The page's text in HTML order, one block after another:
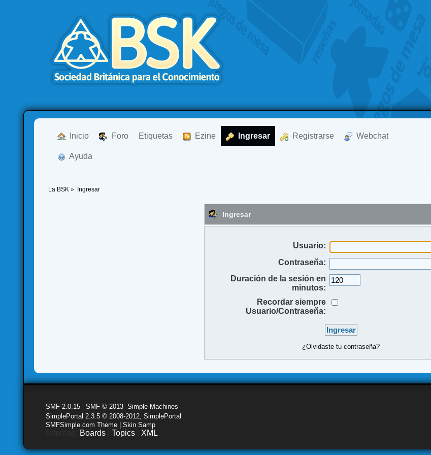
Inicio Foro Etiquetas Ezine Ingresar Registrarse Webchat
Ayuda
La BSK » Ingresar
Ingresar
Usuario:
Contraseña:
Duración de la sesión en
minutos:
Recordar siempre
Usuario/Contraseña:
¿Olvidaste tu contraseña?
SMF 2.0.15 |SMF © 2013 ,Simple Machines
SimplePortal 2.3.5 © 2008-2012, SimplePortal
SMFSimple.com Theme | Skin Samp
Boards |Topics XML